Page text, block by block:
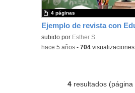
Contenido educativo.
subido por Esther S.
4 páginas
-hace 5 años -704 visualizaciones
4 resultados (página